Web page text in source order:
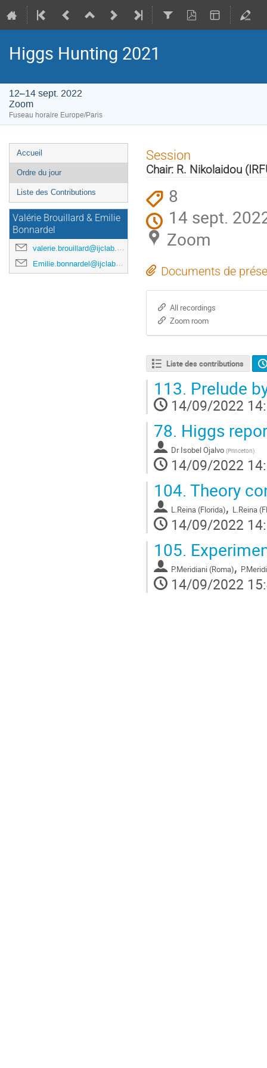
Higgs Hunting 2021
12–14 sept. 2022
Zoom
Fuseau horaire Europe/Paris
Menu
de
l'événement
Accueil
Ordre du jour
Liste des Contributions
Valérie Brouillard & Emilie
Bonnardel
valerie.brouillard@ijclab.in2p3.fr
Emilie.bonnardel@ijclab.in2p3.fr
Session
Chair: R. Nikolaidou
8
14 sept.
Zoom
Documents de
All recordings
Zoom room
Liste des contributions
113. Prelude
14/09/2022
78. Higgs
Dr Isobel Ojalvo (Princeton)
14/09/2022
104. Theory
L.Reina (Florida), L.Reina
14/09/2022
105.
P.Meridiani (Roma),
14/09/2022